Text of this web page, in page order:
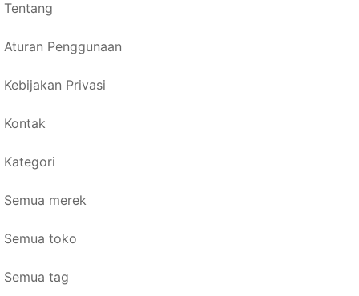
Tentang
Aturan Penggunaan
Kebijakan Privasi
Kontak
Kategori
Semua merek
Semua toko
Semua tag